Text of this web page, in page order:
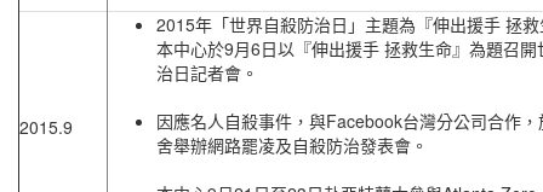
2015.9
2015年「世界自殺防治日」主題為『伸出援手 拯
本中心於9月6日以『伸出援手 拯救生命』為題召開
治日記者會。
因應名人自殺事件，與Facebook台灣分公司合作
舍舉辦網路罷凌及自殺防治發表會。